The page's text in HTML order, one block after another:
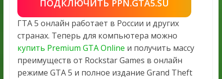
ПОДКЛЮЧИТЬ PPN.GTA5.SU
ГТА 5 онлайн работает в России и других
странах. Теперь для компьютера можно
купить Premium GTA Online и получить массу
преимуществ от Rockstar Games в онлайн
режиме GTA 5 и полное издание Grand Theft